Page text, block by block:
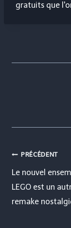
gratuits que
Navigation
de
l’article
PRÉCÉDENT
Le nouvel
LEGO est un
remake